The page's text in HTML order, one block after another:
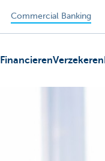
Commercial Banking
FinancierenVerzekeren